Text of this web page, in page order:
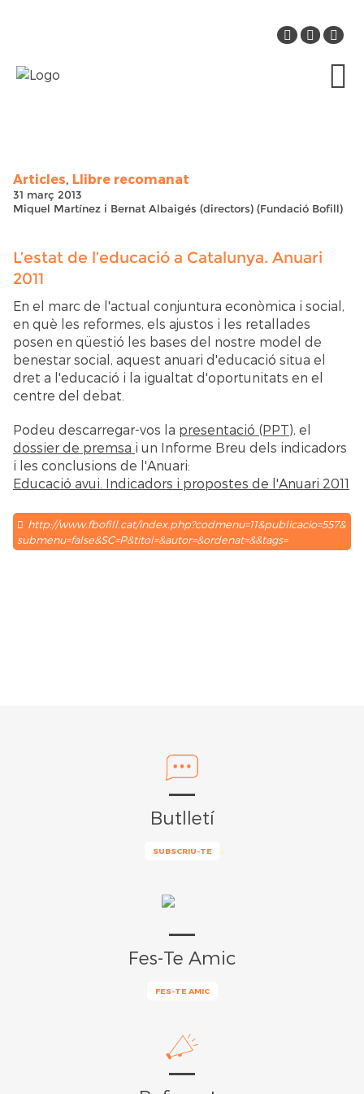
Articles, Llibre recomanat
31 març 2013
Miquel Martínez i Bernat Albaigés (directors) (Fundació Bofill)
L’estat de l’educació a Catalunya. Anuari
2011
En el marc de l'actual conjuntura econòmica i social,
en què les reformes, els ajustos i les retallades
posen en qüestió les bases del nostre model de
benestar social, aquest anuari d'educació situa el
dret a l'educació i la igualtat d'oportunitats en el
centre del debat.
Podeu descarregar-vos la presentació (PPT) , el
dossier de premsa i un Informe Breu dels indicadors
i les conclusions de l'Anuari:
Educació avui. Indicadors i propostes de l'Anuari 2011
http://www.fbofill.cat/index.php?codmenu=11&publicacio=557&
submenu=false&SC=P&titol=&autor=&ordenat=&&tags=
Butlletí
SUBSCRIU-TE
Fes-Te Amic
FES-TE AMIC